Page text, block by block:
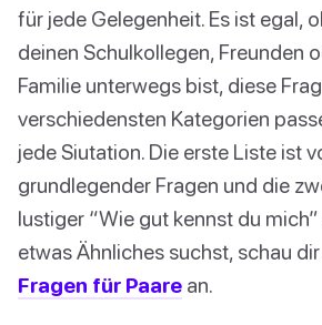
für jede Gelegenheit. Es ist egal,
deinen Schulkollegen, Freunden
Familie unterwegs bist, diese
verschiedensten Kategorien
jede Siutation. Die erste Liste ist
grundlegender Fragen und die
lustiger “Wie gut kennst du
etwas Ähnliches suchst, schau
Fragen für Paare an.